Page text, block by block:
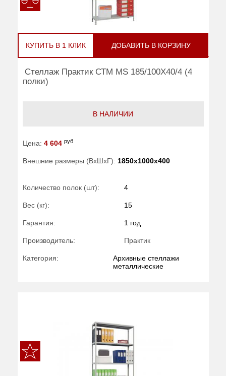
КУПИТЬ В 1 КЛИК ДОБАВИТЬ В КОРЗИНУ
Стеллаж Практик СТМ MS 185/100Х40/4 (4
полки)
В НАЛИЧИИ
Цена: 4 604 руб
Внешние размеры (ВхШхГ): 1850x1000x400
Количество полок (шт): 4
Вес (кг): 15
Гарантия: 1 год
Производитель: Практик
Категория:
Архивные стеллажи
металлические